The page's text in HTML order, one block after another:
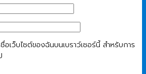
เว็บไซต์ของฉันบนเบราว์เซอร์นี้ สำหรับการ